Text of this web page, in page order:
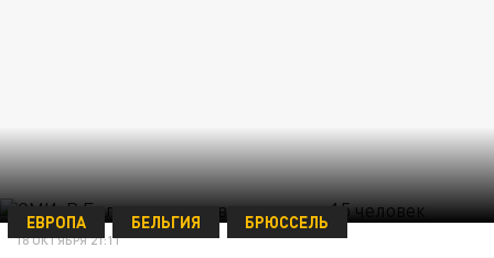
ЕВРОПА БЕЛЬГИЯ БРЮССЕЛЬ
18 ОКТЯБРЯ 21:11